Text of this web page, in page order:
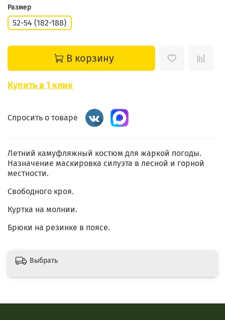
Размер
52-54 (182-188)
В корзину
Купить в 1 клик
Спросить о товаре
Летний камуфляжный костюм для жаркой погоды.
Назначение маскировка силуэта в лесной и горной
местности.
Свободного кроя.
Куртка на молнии.
Брюки на резинке в поясе.
Выбрать